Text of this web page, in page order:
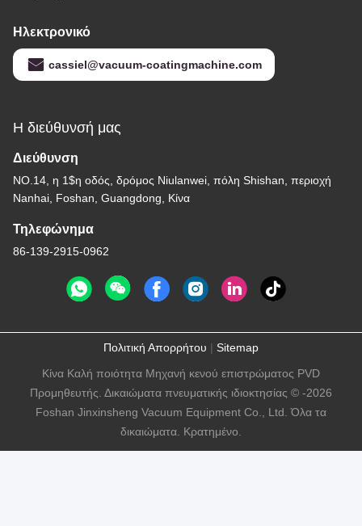
Ηλεκτρονικό
cassiel@vacuum-coatingmachine.com
Η διεύθυνσή μας
Διεύθυνση
NO.14, η 1$η οδός, δρόμος Niulanwei, πόλη Shishan, περιοχή
Nanhai, Foshan, Guangdong, Κίνα
Τηλεφώνημα
86-139-2915-0962
Πολιτική Απορρήτου | Sitemap
Κίνα Καλή ποιότητα Μηχανή κενού επιστρώματος PVD
Προμηθευτής. Δικαιώματα πνευματικής ιδιοκτησίας © -2026
Foshan Jinxinsheng Vacuum Equipment Co., Ltd. Όλα τα
δικαιώματα. Κρατημένο.